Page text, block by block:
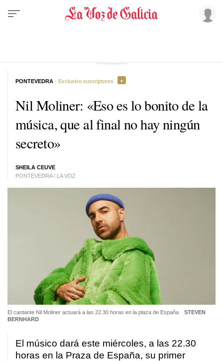
Nil Moliner: «Eso es lo bonito de la
música, que al final no hay ningún
secreto»
SHEILA CEUVE
PONTEVEDRA / LA VOZ
PONTEVEDRA · Exclusivo suscriptores
El cantante Nil Moliner actuará a las 22.30 horas en la plaza de España
STEVEN
BERNHARD
El músico dará este miércoles, a las 22.30
horas en la Praza de España, su primer